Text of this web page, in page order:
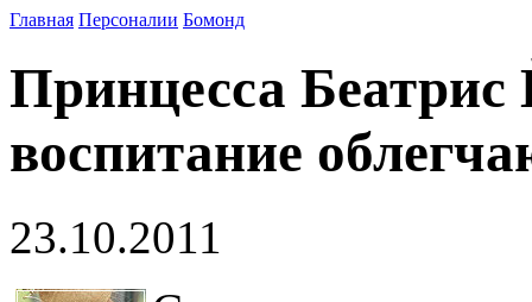
Главная Персоналии Бомонд
Принцесса
воспитание
23.10.2011